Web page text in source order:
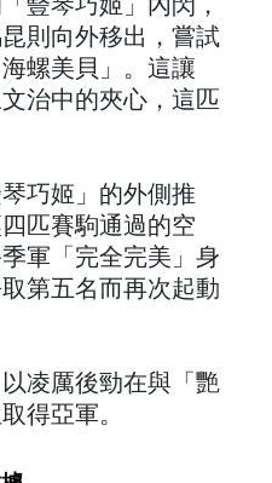
豎琴巧姬」內閃，
則向外移出，嘗試
螺美貝」。這讓
治中的夾心，這匹
巧姬」的外側推
匹賽駒通過的空
軍「完全完美」身
第五名而再次起動
凌厲後勁在與「艷
得亞軍。